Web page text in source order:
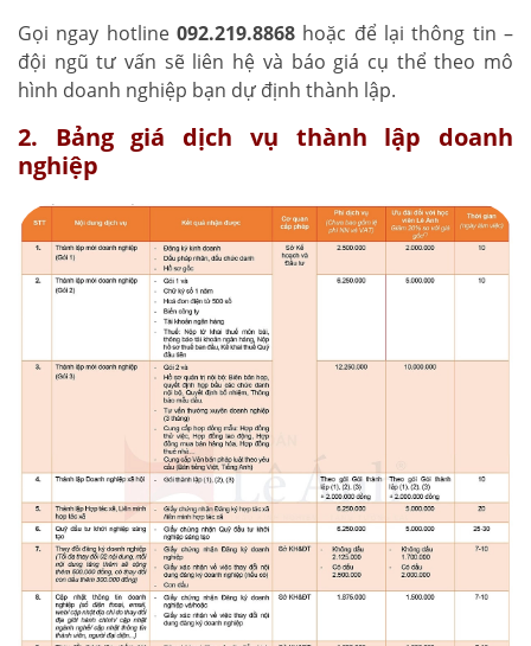
Gọi ngay hotline 092.219.8868 hoặc để lại thông tin –
đội ngũ tư vấn sẽ liên hệ và báo giá cụ thể theo mô
hình doanh nghiệp bạn dự định thành lập.
2. Bảng giá dịch vụ thành lập doanh
nghiệp